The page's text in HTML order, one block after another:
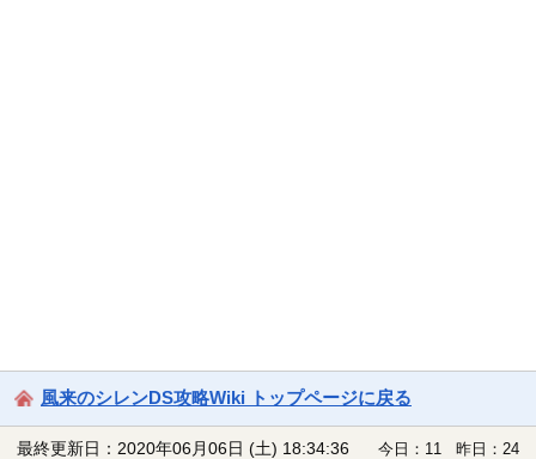
風来のシレンDS攻略Wiki トップページに戻る
最終更新日：2020年06月06日 (土) 18:34:36
今日：11 昨日：24